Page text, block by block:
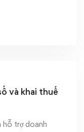
và khai thuế
hỗ trợ doanh